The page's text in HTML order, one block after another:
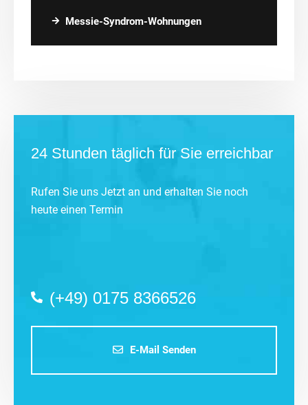
Messie-Syndrom-Wohnungen
24 Stunden täglich für Sie erreichbar
Rufen Sie uns Jetzt an und erhalten Sie noch
heute einen Termin
(+49) 0175 8366526
E-Mail Senden